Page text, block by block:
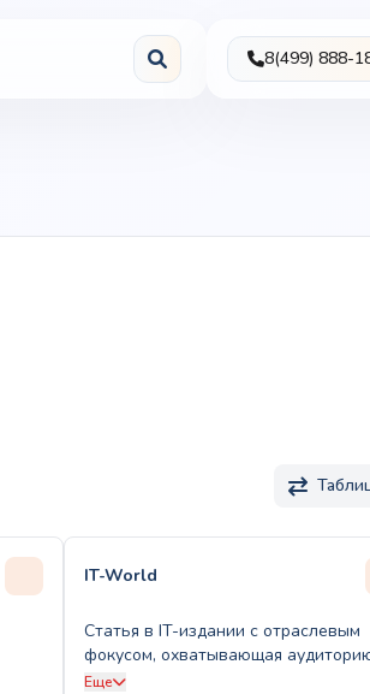
8(499) 888-
IT-World
Статья в IT-издании с отраслевым
фокусом, охватывающая
сфере технологий
Еще